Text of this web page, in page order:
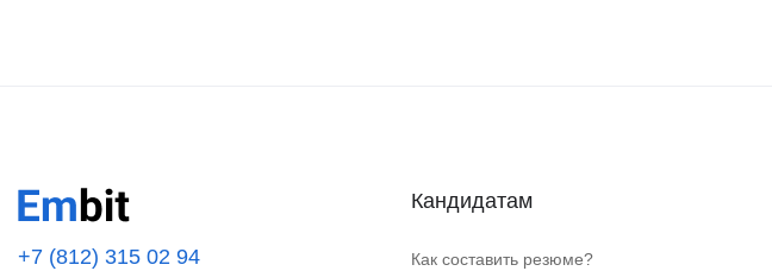
+7 (812) 315 02 94
Кандидатам
Как составить резюме?